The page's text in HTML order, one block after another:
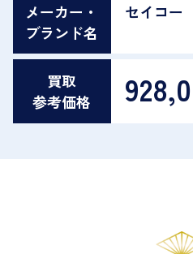
メーカー・
ブランド名
セイコー
買取
参考価格